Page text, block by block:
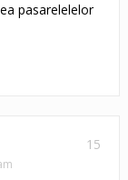
pasarelelelor
15